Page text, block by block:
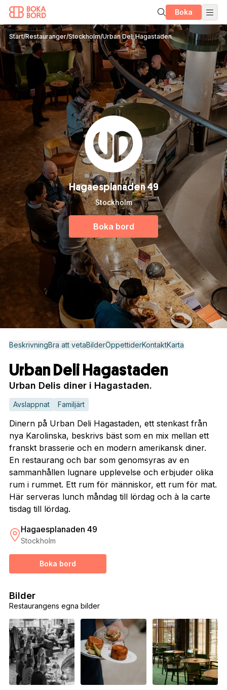
Boka
Start/Restauranger/Stockholm/Urban Deli Hagastaden
Hagaesplanaden 49
Stockholm
Boka bord
BeskrivningBra att vetaBilderÖppettiderKontaktKarta
Urban Deli Hagastaden
Urban Delis diner i Hagastaden.
Avslappnat Familjärt
Dinern på Urban Deli Hagastaden, ett stenkast från
nya Karolinska, beskrivs bäst som en mix mellan ett
franskt brasserie och en modern amerikansk diner.
En restaurang och bar som genomsyras av en
sammanhållen lugnare upplevelse och erbjuder olika
rum i rummet. Ett rum för människor, ett rum för mat.
Här serveras lunch måndag till lördag och à la carte
tisdag till lördag.
Hagaesplanaden 49
Stockholm
Boka bord
Restaurangens egna bilder
Bilder